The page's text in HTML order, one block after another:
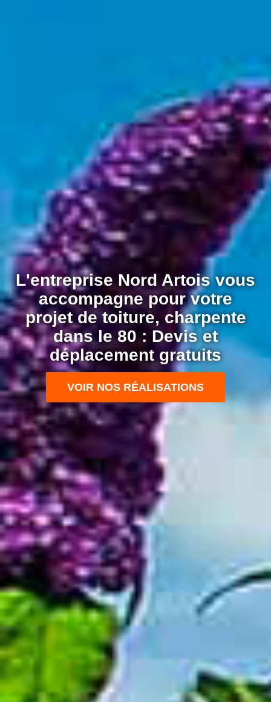
L'entreprise Nord Artois vous
accompagne pour votre
projet de toiture, charpente
dans le 80 : Devis et
déplacement gratuits
VOIR NOS RÉALISATIONS